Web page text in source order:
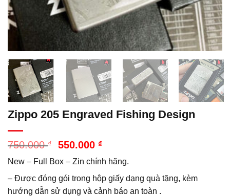
Zippo 205 Engraved Fishing Design
750.000₫
Giá
là:
750.000 ₫.
550.000 ₫
tại
là:
550.000 ₫.
New – Full Box – Zin chính hãng.
– Được đóng gói trong hộp giấy dạng quà tặng, kèm
hướng dẫn sử dụng và cảnh báo an toàn .